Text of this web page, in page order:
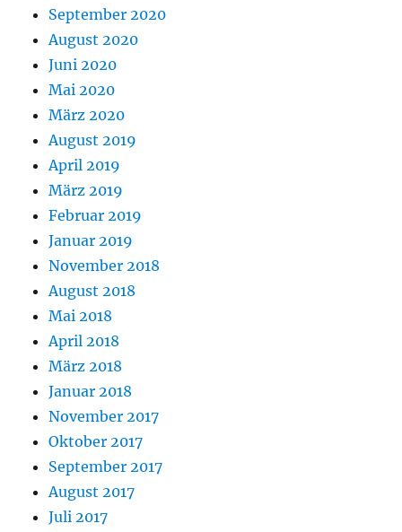
September 2020
August 2020
Juni 2020
Mai 2020
März 2020
August 2019
April 2019
März 2019
Februar 2019
Januar 2019
November 2018
August 2018
Mai 2018
April 2018
März 2018
Januar 2018
November 2017
Oktober 2017
September 2017
August 2017
Juli 2017